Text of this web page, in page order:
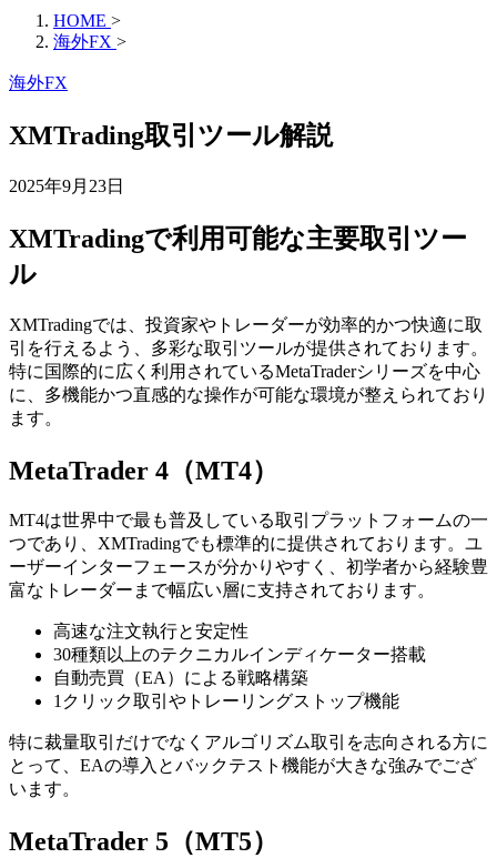
HOME >
海外FX >
海外FX
XMTrading取引ツール解説
2025年9月23日
XMTradingで利用可能な主要取引ツー
ル
XMTradingでは、投資家やトレーダーが効率的かつ快適に取
引を行えるよう、多彩な取引ツールが提供されております。
特に国際的に広く利用されているMetaTraderシリーズを中心
に、多機能かつ直感的な操作が可能な環境が整えられており
ます。
MetaTrader 4（MT4）
MT4は世界中で最も普及している取引プラットフォームの一
つであり、XMTradingでも標準的に提供されております。ユ
ーザーインターフェースが分かりやすく、初学者から経験豊
富なトレーダーまで幅広い層に支持されております。
高速な注文執行と安定性
30種類以上のテクニカルインディケーター搭載
自動売買（EA）による戦略構築
1クリック取引やトレーリングストップ機能
特に裁量取引だけでなくアルゴリズム取引を志向される方に
とって、EAの導入とバックテスト機能が大きな強みでござ
います。
MetaTrader 5（MT5）